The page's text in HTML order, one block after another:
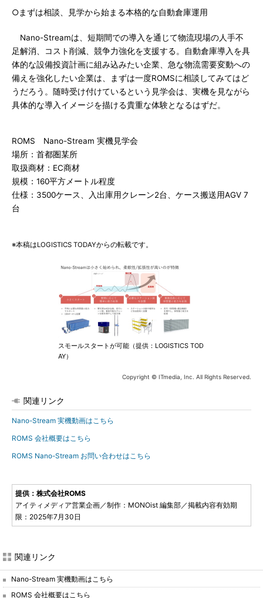
○まずは相談、見学から始まる本格的な自動倉庫運用
Nano-Streamは、短期間での導入を通じて物流現場の人手不
足解消、コスト削減、競争力強化を支援する。自動倉庫導入を具
体的な設備投資計画に組み込みたい企業、急な物流需要変動への
備えを強化したい企業は、まずは一度ROMSに相談してみてはど
うだろう。随時受け付けているという見学会は、実機を見ながら
具体的な導入イメージを描ける貴重な体験となるはずだ。
ROMS Nano-Stream 実機見学会
場所：首都圏某所
取扱商材：EC商材
規模：160平方メートル程度
仕様：3500ケース、入出庫用クレーン2台、ケース搬送用AGV 7
台
※本稿はLOGISTICS TODAYからの転載です。
スモールスタートが可能（提供：LOGISTICS TOD
AY）
Copyright © ITmedia, Inc. All Rights Reserved.
関連リンク
Nano-Stream 実機動画はこちら
ROMS 会社概要はこちら
ROMS Nano-Stream お問い合わせはこちら
提供：株式会社ROMS
アイティメディア営業企画／制作：MONOist 編集部／掲載内容有効期
限：2025年7月30日
関連リンク
Nano-Stream 実機動画はこちら
ROMS 会社概要はこちら